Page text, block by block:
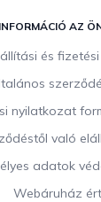
INFORMÁCIÓ AZ
és
nyilatkozat
való
adatok
Webáruház